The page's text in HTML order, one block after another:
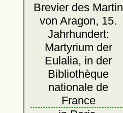
Brevier des Martin
von Aragon, 15.
Jahrhundert:
Martyrium der
Eulalia, in der
Bibliothèque
nationale de
France